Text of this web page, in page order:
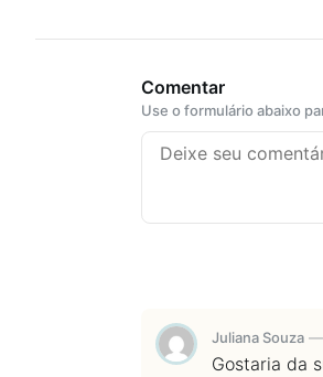
Comentar
Use o formulário abaixo
Juliana Souza —
Gostaria da